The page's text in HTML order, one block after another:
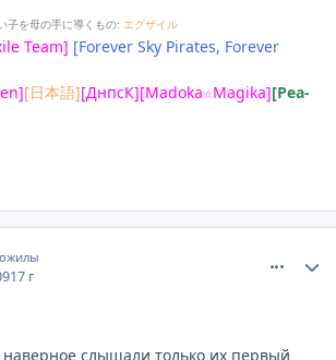
子を母の手に導くもの: エグザイル
Team] [Forever Sky Pirates, Forever
[日本語][ДнпсК][Madoka☆Magika][Реа-
17 г
слышали только их первый